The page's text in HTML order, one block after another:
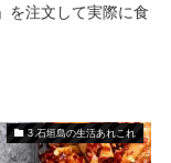
を注文して実際に食
3.石垣島の生活あれこれ